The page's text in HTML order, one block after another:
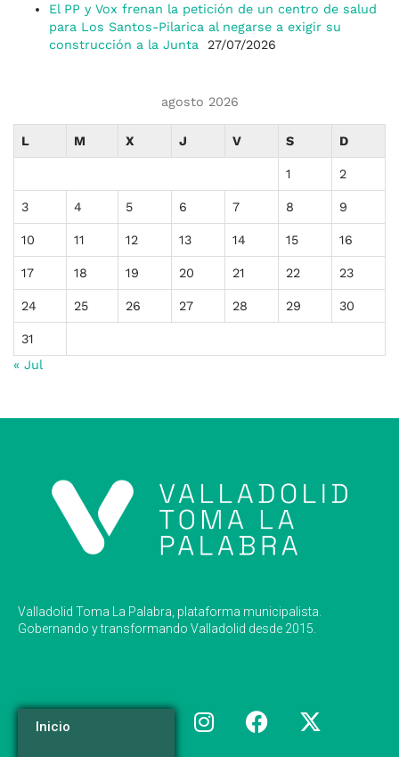
El PP y Vox frenan la petición de un centro de salud
para Los Santos-Pilarica al negarse a exigir su
construcción a la Junta
27/07/2026
agosto 2026
L M X J V S D
1 2
3 4 5 6 7 8 9
10 11 12 13 14 15 16
17 18 19 20 21 22 23
24 25 26 27 28 29 30
31
« Jul
Valladolid Toma La Palabra, plataforma municipalista.
Gobernando y transformando Valladolid desde 2015.
Inicio